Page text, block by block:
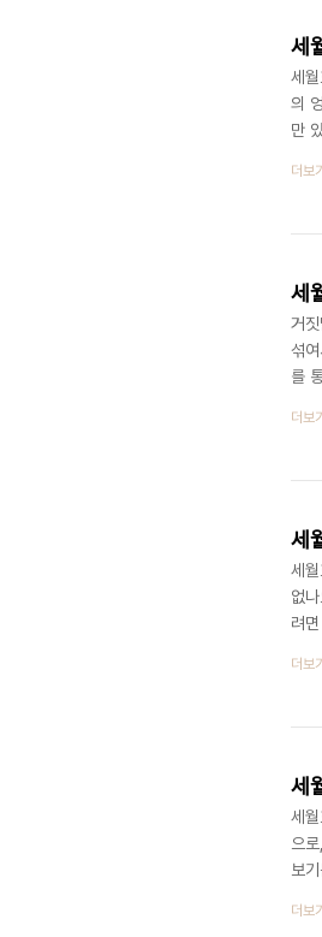
세
세
의
만
해,
글
더보기
세
거
섞
를
면
더보기
세
세
없
려
더보기
세
세
으
보
더보기